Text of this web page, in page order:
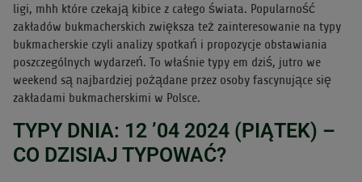
ligi, mhh które czekają kibice z całego świata. Popularność
zakładów bukmacherskich zwiększa też zainteresowanie na typy
bukmacherskie czyli analizy spotkań i propozycje obstawiania
poszczególnych wydarzeń. To właśnie typy em dziś, jutro we
weekend są najbardziej pożądane przez osoby fascynujące się
zakładami bukmacherskimi w Polsce.
TYPY DNIA: 12 ’04 2024 (PIĄTEK) –
CO DZISIAJ TYPOWAĆ?